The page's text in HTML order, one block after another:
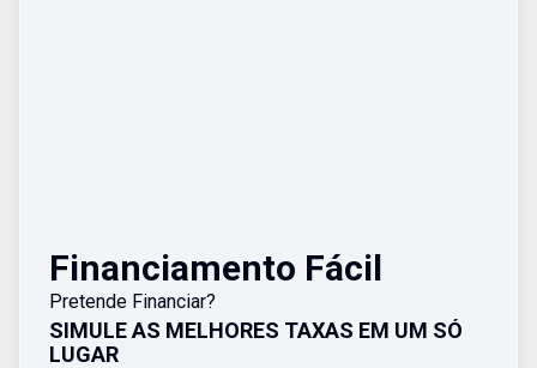
Financiamento Fácil
Pretende Financiar?
SIMULE AS MELHORES TAXAS EM UM SÓ
LUGAR